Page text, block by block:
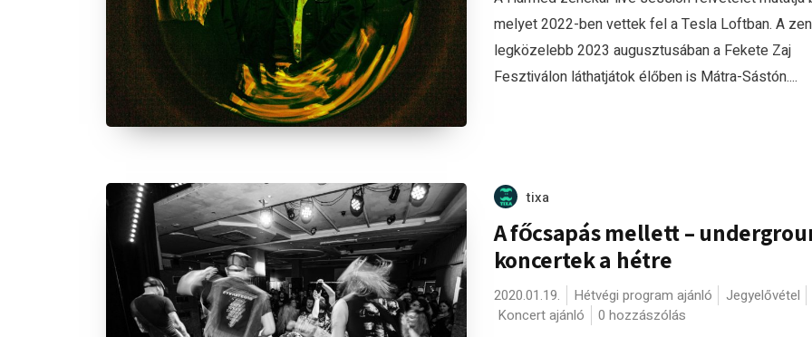
melyet 2022-ben vettek fel a Tesla Loftban. A
legközelebb 2023 augusztusában a Fekete Zaj
Fesztiválon láthatjátok élőben is Mátra-Sástón....
tixa
A főcsapás mellett –
koncertek a hétre
2020.01.19. Hétvégi program ajánló
Jegyelővétel
Koncert ajánló
0 hozzászólás